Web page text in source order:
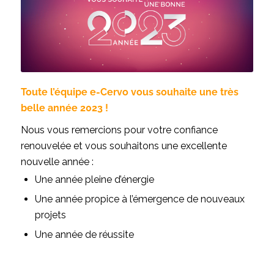
Toute l’équipe e-Cervo vous souhaite une très
belle année 2023 !
Nous vous remercions pour votre confiance
renouvelée et vous souhaitons une excellente
nouvelle année :
Une année pleine d’énergie
Une année propice à l’émergence de nouveaux
projets
Une année de réussite